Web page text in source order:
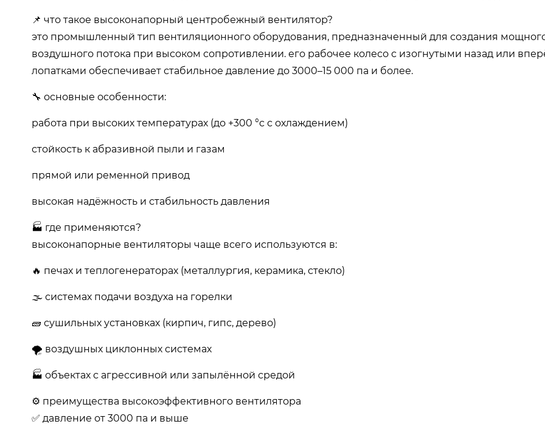
📌 что такое высоконапорный центробежный вентилятор?
это промышленный тип вентиляционного оборудования, предназначенный для создания
воздушного потока при высоком сопротивлении. его рабочее колесо с изогнутыми назад или
лопатками обеспечивает стабильное давление до 3000–15 000 па и более.
🔧 основные особенности:
работа при высоких температурах (до +300 °c с охлаждением)
стойкость к абразивной пыли и газам
прямой или ременной привод
высокая надёжность и стабильность давления
🏭 где применяются?
высоконапорные вентиляторы чаще всего используются в:
🔥 печах и теплогенераторах (металлургия, керамика, стекло)
🌫️ системах подачи воздуха на горелки
🧱 сушильных установках (кирпич, гипс, дерево)
🌪️ воздушных циклонных системах
🏭 объектах с агрессивной или запылённой средой
⚙️ преимущества высокоэффективного вентилятора
✅ давление от 3000 па и выше